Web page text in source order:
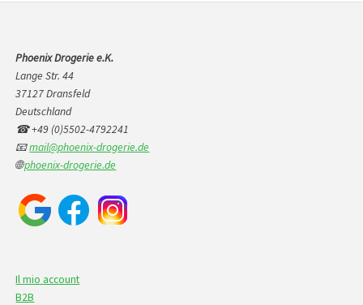
Phoenix Drogerie e.K.
Lange Str. 44
37127 Dransfeld
Deutschland
☎ +49 (0)5502-4792241
📧mail@phoenix-drogerie.de
🌐phoenix-drogerie.de
Il mio account
B2B